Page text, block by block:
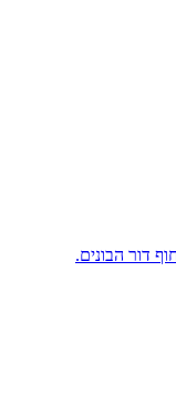
דור הבונים.